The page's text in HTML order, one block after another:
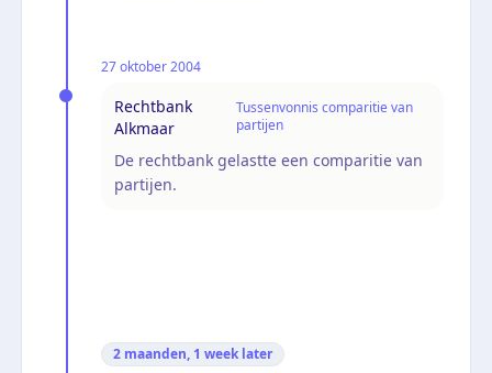
27 oktober 2004
Rechtbank
Alkmaar
Tussenvonnis comparitie van
partijen
De rechtbank gelastte een comparitie van
partijen.
2 maanden, 1 week later